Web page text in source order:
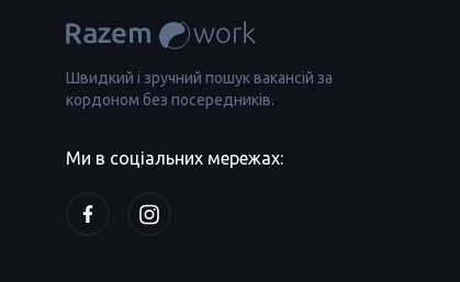
Швидкий і зручний пошук вакансій за
кордоном без посередників.
Ми в соціальних мережах: